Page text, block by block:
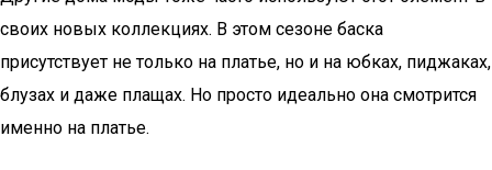
своих новых коллекциях. В этом сезоне баска
присутствует не только на платье, но и на юбках, пиджаках,
блузах и даже плащах. Но просто идеально она смотрится
именно на платье.